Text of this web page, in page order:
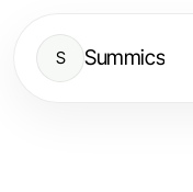
S Summics